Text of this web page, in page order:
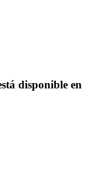
disponible en